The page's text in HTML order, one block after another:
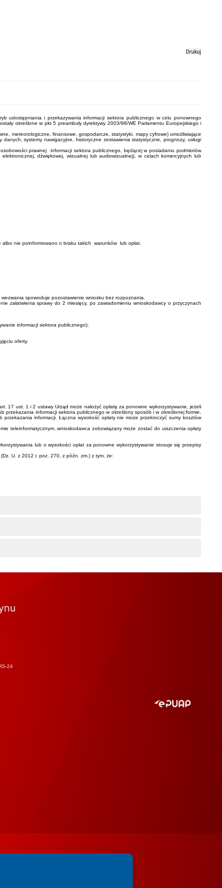
Drukuj
udostępniania i przekazywania informacji sektora publicznego w celu ponownego
określone w pkt 5 preambuły dyrektywy 2003/98/WE Parlamentu Europejskiego i
meteorologiczne, finansowe, gospodarcze, statystyki, mapy cyfrowe) umożliwiające
systemy nawigacyjne, historyczne zestawienia statystyczne, prognozy, usługi
prawnej informacji sektora publicznego, będącej w posiadaniu podmiotów
dźwiękowej, wizualnej lub audiowizualnej), w celach komercyjnych lub
albo nie poinformowano o braku takich warunków lub opłat,
spowoduje pozostawienie wniosku bez rozpoznania.
załatwienia sprawy do 2 miesięcy, po zawiadomieniu wnioskodawcy o przyczynach
informacji sektora publicznego);
oferty.
17 ust. 1 i 2 ustawy Urząd może nałożyć opłatę za ponowne wykorzystywanie, jeżeli
informacji sektora publicznego w określony sposób i w określonej formie,
informacji. Łączna wysokość opłaty nie może przekroczyć sumy kosztów
teleinformatycznym, wnioskodawca zobowiązany może zostać do uiszczenia opłaty
lub o wysokości opłat za ponowne wykorzystywanie stosuje się przepisy
U. z 2012 r. poz. 270, z późn. zm.) z tym, że:
24